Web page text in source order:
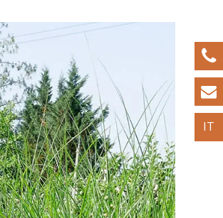
IT